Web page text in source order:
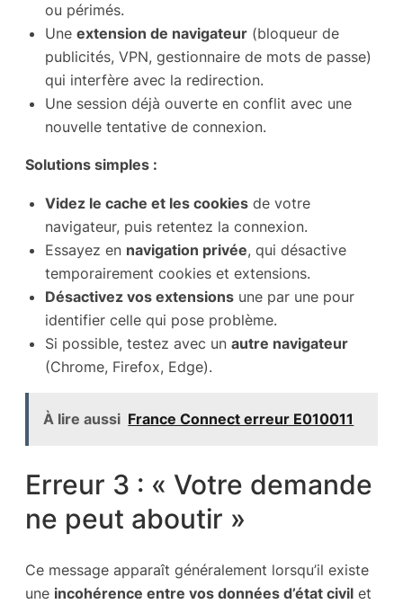
ou périmés.
Une extension de navigateur (bloqueur de
publicités, VPN, gestionnaire de mots de passe)
qui interfère avec la redirection.
Une session déjà ouverte en conflit avec une
nouvelle tentative de connexion.
Solutions simples :
Videz le cache et les cookies de votre
navigateur, puis retentez la connexion.
Essayez en navigation privée, qui désactive
temporairement cookies et extensions.
Désactivez vos extensions une par une pour
identifier celle qui pose problème.
Si possible, testez avec un autre navigateur
(Chrome, Firefox, Edge).
À lire aussi France Connect erreur E010011
Erreur 3 : « Votre demande
ne peut aboutir »
Ce message apparaît généralement lorsqu’il existe
une incohérence entre vos données d’état civil et